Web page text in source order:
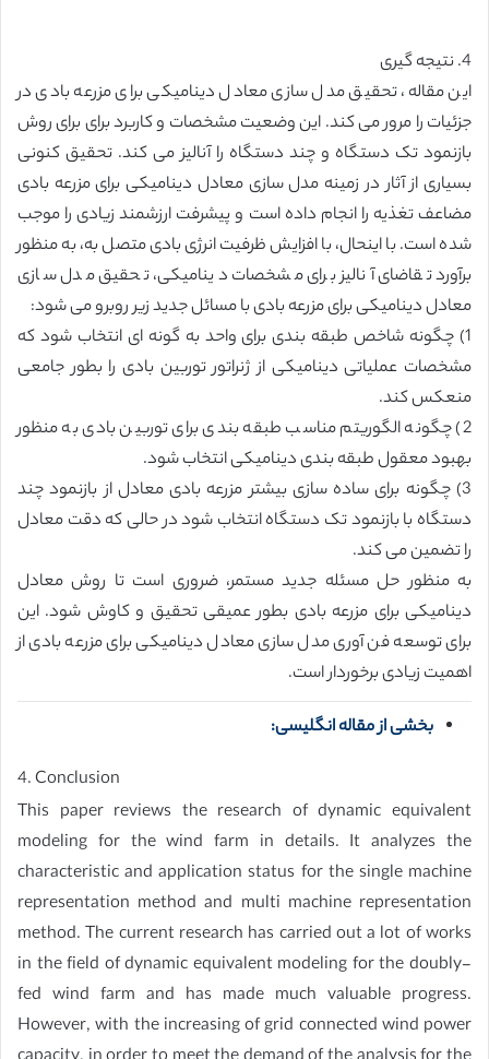
4. نتیجه گیری
این مقاله، تحقیق مدل سازی معادل دینامیکی برای مزرعه بادی در
جزئیات را مرور می کند. این وضعیت مشخصات و کاربرد برای برای روش
بازنمود تک دستگاه و چند دستگاه را آنالیز می کند. تحقیق کنونی
بسیاری از آثار در زمینه مدل سازی معادل دینامیکی برای مزرعه بادی
مضاعف تغذیه را انجام داده است و پیشرفت ارزشمند زیادی را موجب
شده است. با اینحال، با افزایش ظرفیت انرژی بادی متصل به، به منظور
برآورد تقاضای آنالیز برای مشخصات دینامیکی، تحقیق مدل سازی
معادل دینامیکی برای مزرعه بادی با مسائل جدید زیر روبرو می شود:
1) چگونه شاخص طبقه بندی برای واحد به گونه ای انتخاب شود که
مشخصات عملیاتی دینامیکی از ژنراتور توربین بادی را بطور جامعی
منعکس کند.
2) چگونه الگوریتم مناسب طبقه بندی برای توربین بادی به منظور
بهبود معقول طبقه بندی دینامیکی انتخاب شود.
3) چگونه برای ساده سازی بیشتر مزرعه بادی معادل از بازنمود چند
دستگاه با بازنمود تک دستگاه انتخاب شود در حالی که دقت معادل
را تضمین می کند.
به منظور حل مسئله جدید مستمر، ضروری است تا روش معادل
دینامیکی برای مزرعه بادی بطور عمیقی تحقیق و کاوش شود. این
برای توسعه فن آوری مدل سازی معادل دینامیکی برای مزرعه بادی از
اهمیت زیادی برخوردار است.
بخشی از مقاله انگلیسی:
4. Conclusion
This paper reviews the research of dynamic equivalent
modeling for the wind farm in details. It analyzes the
characteristic and application status for the single machine
representation method and multi machine representation
method. The current research has carried out a lot of works
in the field of dynamic equivalent modeling for the doubly-
fed wind farm and has made much valuable progress.
However, with the increasing of grid connected wind power